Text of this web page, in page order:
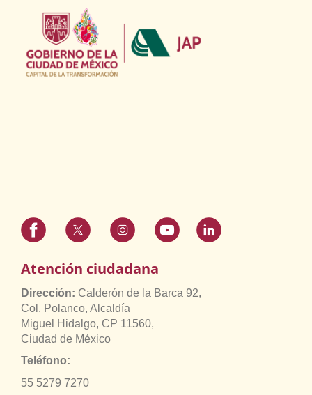
Atención ciudadana
Dirección: Calderón de la Barca 92,
Col. Polanco, Alcaldía
Miguel Hidalgo, CP 11560,
Ciudad de México
Teléfono:
55 5279 7270